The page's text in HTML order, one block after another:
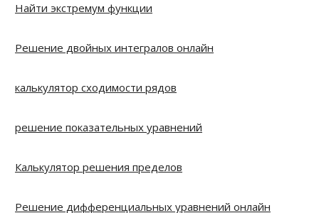
Найти экстремум функции
Решение двойных интегралов онлайн
калькулятор сходимости рядов
решение показательных уравнений
Калькулятор решения пределов
Решение дифференциальных уравнений онлайн